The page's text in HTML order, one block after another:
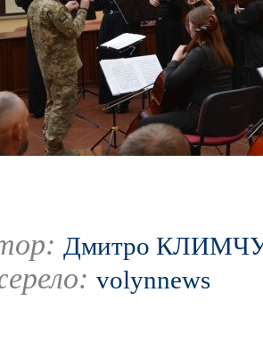
Дмитро
volynnews